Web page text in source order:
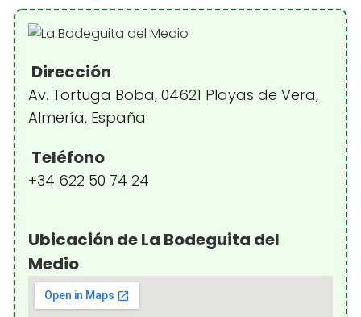
Dirección
Av. Tortuga Boba, 04621 Playas de Vera,
Almería, España
Teléfono
+34 622 50 74 24
Ubicación de La Bodeguita del
Medio